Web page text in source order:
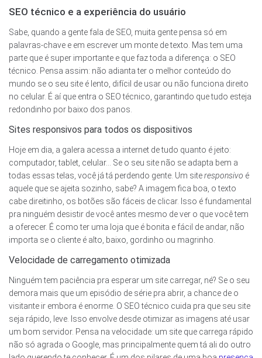
SEO técnico e a experiência do usuário
Sabe, quando a gente fala de SEO, muita gente pensa só em
palavras-chave e em escrever um monte de texto. Mas tem uma
parte que é super importante e que faz toda a diferença: o SEO
técnico. Pensa assim: não adianta ter o melhor conteúdo do
mundo se o seu site é lento, difícil de usar ou não funciona direito
no celular. É aí que entra o SEO técnico, garantindo que tudo esteja
redondinho por baixo dos panos.
Sites responsivos para todos os dispositivos
Hoje em dia, a galera acessa a internet de tudo quanto é jeito:
computador, tablet, celular… Se o seu site não se adapta bem a
todas essas telas, você já tá perdendo gente. Um siteresponsivo é
aquele que se ajeita sozinho, sabe? A imagem fica boa, o texto
cabe direitinho, os botões são fáceis de clicar. Isso é fundamental
pra ninguém desistir de você antes mesmo de ver o que você tem
a oferecer. É como ter uma loja que é bonita e fácil de andar, não
importa se o cliente é alto, baixo, gordinho ou magrinho.
Velocidade de carregamento otimizada
Ninguém tem paciência pra esperar um site carregar, né? Se o seu
demora mais que um episódio de série pra abrir, a chance de o
visitante ir embora é enorme. O SEO técnico cuida pra que seu site
seja rápido, leve. Isso envolve desde otimizar as imagens até usar
um bom servidor. Pensa na velocidade: um site que carrega rápido
não só agrada o Google, mas principalmente quem tá ali do outro